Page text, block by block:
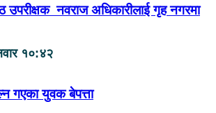
उपरीक्षक नवराज अधिकारीलाई गृह नगरमा
१०:४२
गएका युवक बेपत्ता